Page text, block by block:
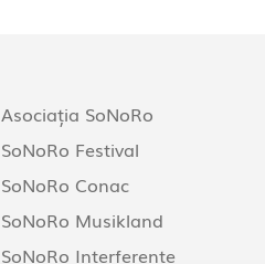
Asociația SoNoRo
SoNoRo Festival
SoNoRo Conac
SoNoRo Musikland
SoNoRo Interferențe